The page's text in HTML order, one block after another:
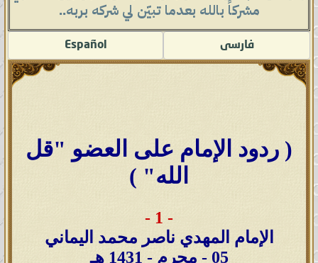
مشركاً بالله بعدما تبيّن لي شركه بربه..
فارسى Español
( ردود الإمام على العضو "قل
الله" )
- 1 -
الإمام المهدي ناصر محمد اليماني
05 - محرم - 1431 هـ